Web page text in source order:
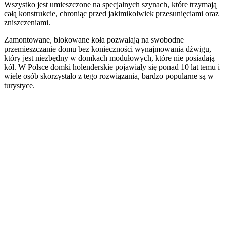
Wszystko jest umieszczone na specjalnych szynach, które trzymają
całą konstrukcie, chroniąc przed jakimikolwiek przesunięciami oraz
zniszczeniami.
Zamontowane, blokowane koła pozwalają na swobodne
przemieszczanie domu bez konieczności wynajmowania dźwigu,
który jest niezbędny w domkach modułowych, które nie posiadają
kół. W Polsce domki holenderskie pojawiały się ponad 10 lat temu i
wiele osób skorzystało z tego rozwiązania, bardzo popularne są w
turystyce.